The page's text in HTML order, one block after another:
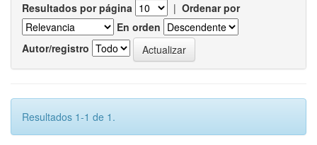
Resultados por página | Ordenar por
En orden
Autor/registro
Resultados 1-1 de 1.